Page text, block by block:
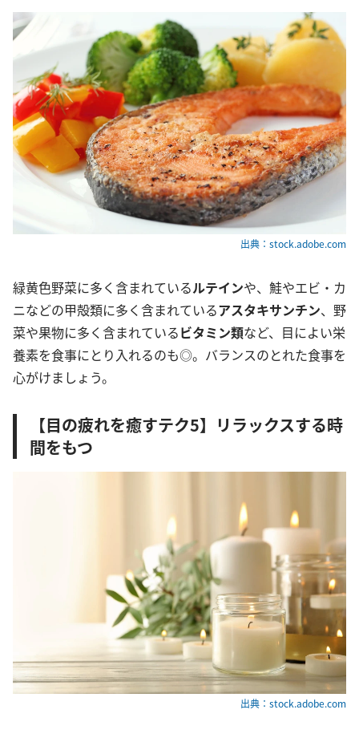
出典：stock.adobe.com
緑黄色野菜に多く含まれているルテインや、鮭やエビ・カ
ニなどの甲殻類に多く含まれているアスタキサンチン、野
菜や果物に多く含まれているビタミン類など、目によい栄
養素を食事にとり入れるのも◎。バランスのとれた食事を
心がけましょう。
【目の疲れを癒すテク5】リラックスする時
間をもつ
出典：stock.adobe.com